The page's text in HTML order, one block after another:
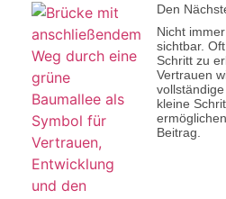
Den
Nicht
sichtbar.
Schritt zu
Vertrauen
kleine
Beitrag.